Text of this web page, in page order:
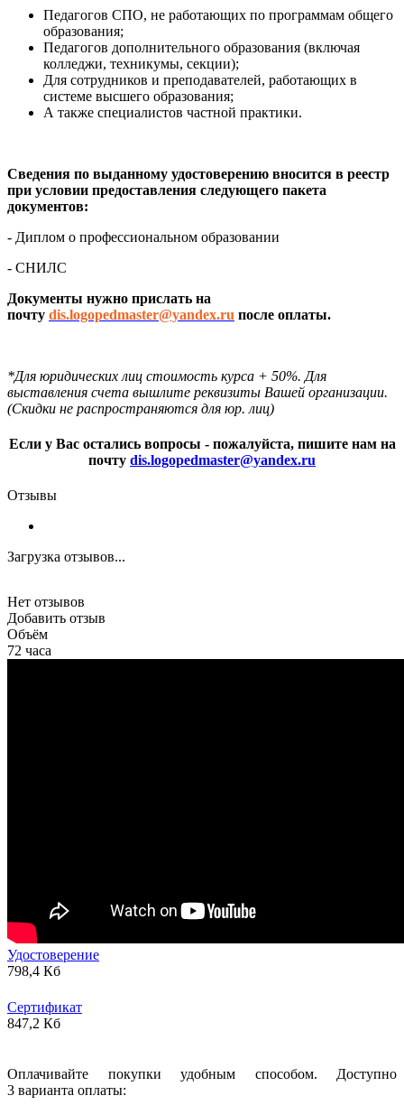
Педагогов СПО, не работающих по программам общего
образования;
Педагогов дополнительного образования (включая
колледжи, техникумы, секции);
Для сотрудников и преподавателей, работающих в
системе высшего образования;
А также специалистов частной практики.
Сведения по выданному удостоверению вносится в реестр
при условии предоставления следующего пакета
документов:
- Диплом о профессиональном образовании
- СНИЛС
Документы нужно прислать на
почту dis.logopedmaster@yandex.ru после оплаты.
*Для юридических лиц стоимость курса + 50%. Для
выставления счета вышлите реквизиты Вашей организации.
(Скидки не распространяются для юр. лиц)
Если у Вас остались вопросы - пожалуйста, пишите нам на
почту dis.logopedmaster@yandex.ru
Отзывы
Загрузка отзывов...
Нет отзывов
Добавить отзыв
Объём
72 часа
Удостоверение
798,4 Кб
Сертификат
847,2 Кб
Оплачивайте покупки удобным способом. Доступно
3 варианта оплаты: